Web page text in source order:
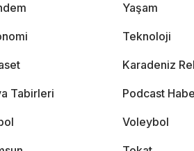
Yaşam
Teknoloji
Karadeniz
Tabirleri Podcast
Voleybol